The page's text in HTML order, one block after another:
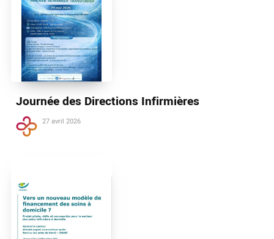
Journée des Directions Infirmières
27 avril 2026